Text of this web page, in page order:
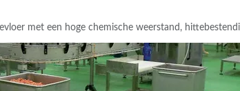
met een hoge chemische weerstand,